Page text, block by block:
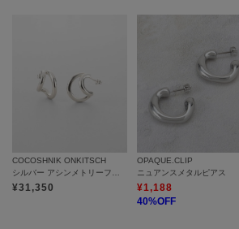
BAILA 8月号 掲載
COCOSHNIK ONKITSCH
シルバー アシンメトリーフープピアス
¥31,350
OPAQUE.CLIP
ニュアンスメタルピアス
¥1,188
40%OFF